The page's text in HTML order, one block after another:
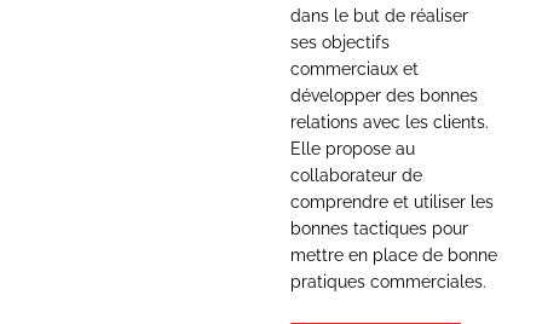
dans le but de réaliser
ses objectifs
commerciaux et
développer des bonnes
relations avec les clients.
Elle propose au
collaborateur de
comprendre et utiliser les
bonnes tactiques pour
mettre en place de bonne
pratiques commerciales.